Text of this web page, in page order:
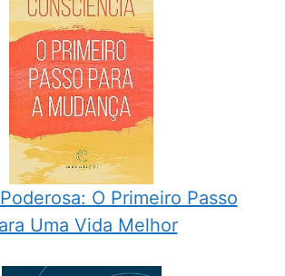
O Primeiro Passo
Uma Vida Melhor